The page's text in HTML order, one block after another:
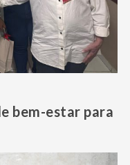
bem-estar para